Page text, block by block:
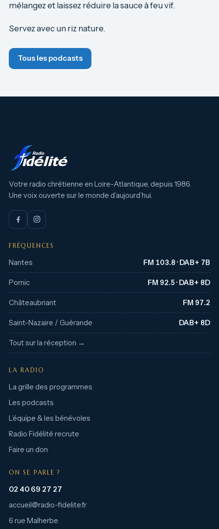
mélangez et laissez réduire la sauce à feu vif.
Servez avec un riz nature.
Tous les podcasts
Votre radio chrétienne en Loire-Atlantique, depuis 1986.
Une voix ouverte sur le monde d’aujourd’hui.
FRÉQUENCES
Nantes FM 103.8 · DAB+ 7B
Pornic FM 92.5 · DAB+ 8D
Châteaubriant FM 97.2
Saint-Nazaire / Guérande DAB+ 8D
Tout sur la réception →
LA RADIO
La grille des programmes
Les podcasts
L’équipe & les bénévoles
Radio Fidélité recrute
Faire un don
ON SE PARLE ?
02 40 69 27 27
accueil@radio-fidelite.fr
6 rue Malherbe